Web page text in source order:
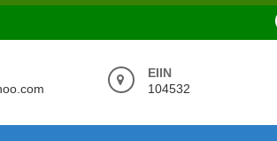
EIIN
104532